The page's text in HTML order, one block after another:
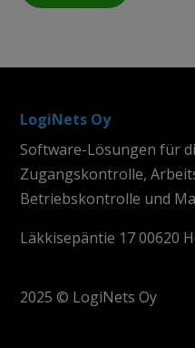
LogiNets Oy
Software-Lösungen für
Zugangskontrolle,
Betriebskontrolle und
Läkkisepäntie 17 00620
2025 © LogiNets Oy